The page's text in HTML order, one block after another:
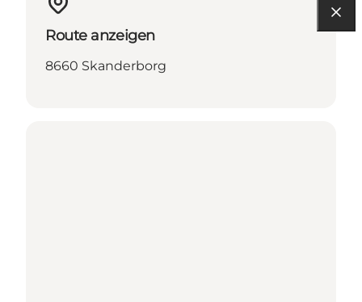
Route anzeigen
8660 Skanderborg